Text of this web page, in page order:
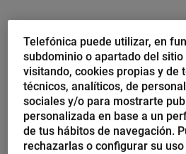
La pyme no puede retrasar
el salto al comercio
forma estratégica y desde la
se tiene claro que hay que
hay que innovar con
importancia saber
Telefónica puede utilizar, en
subdominio o apartado del
visitando, cookies propias y de
técnicos, analíticos, de
sociales y/o para mostrarte
personalizada en base a un
de tus hábitos de navegación.
rechazarlas o configurar su